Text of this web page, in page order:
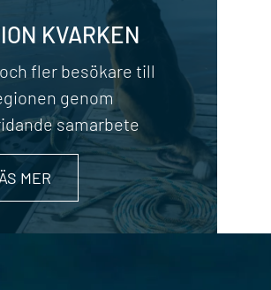
KVARKEN
fler besökare till
genom
samarbete
MER